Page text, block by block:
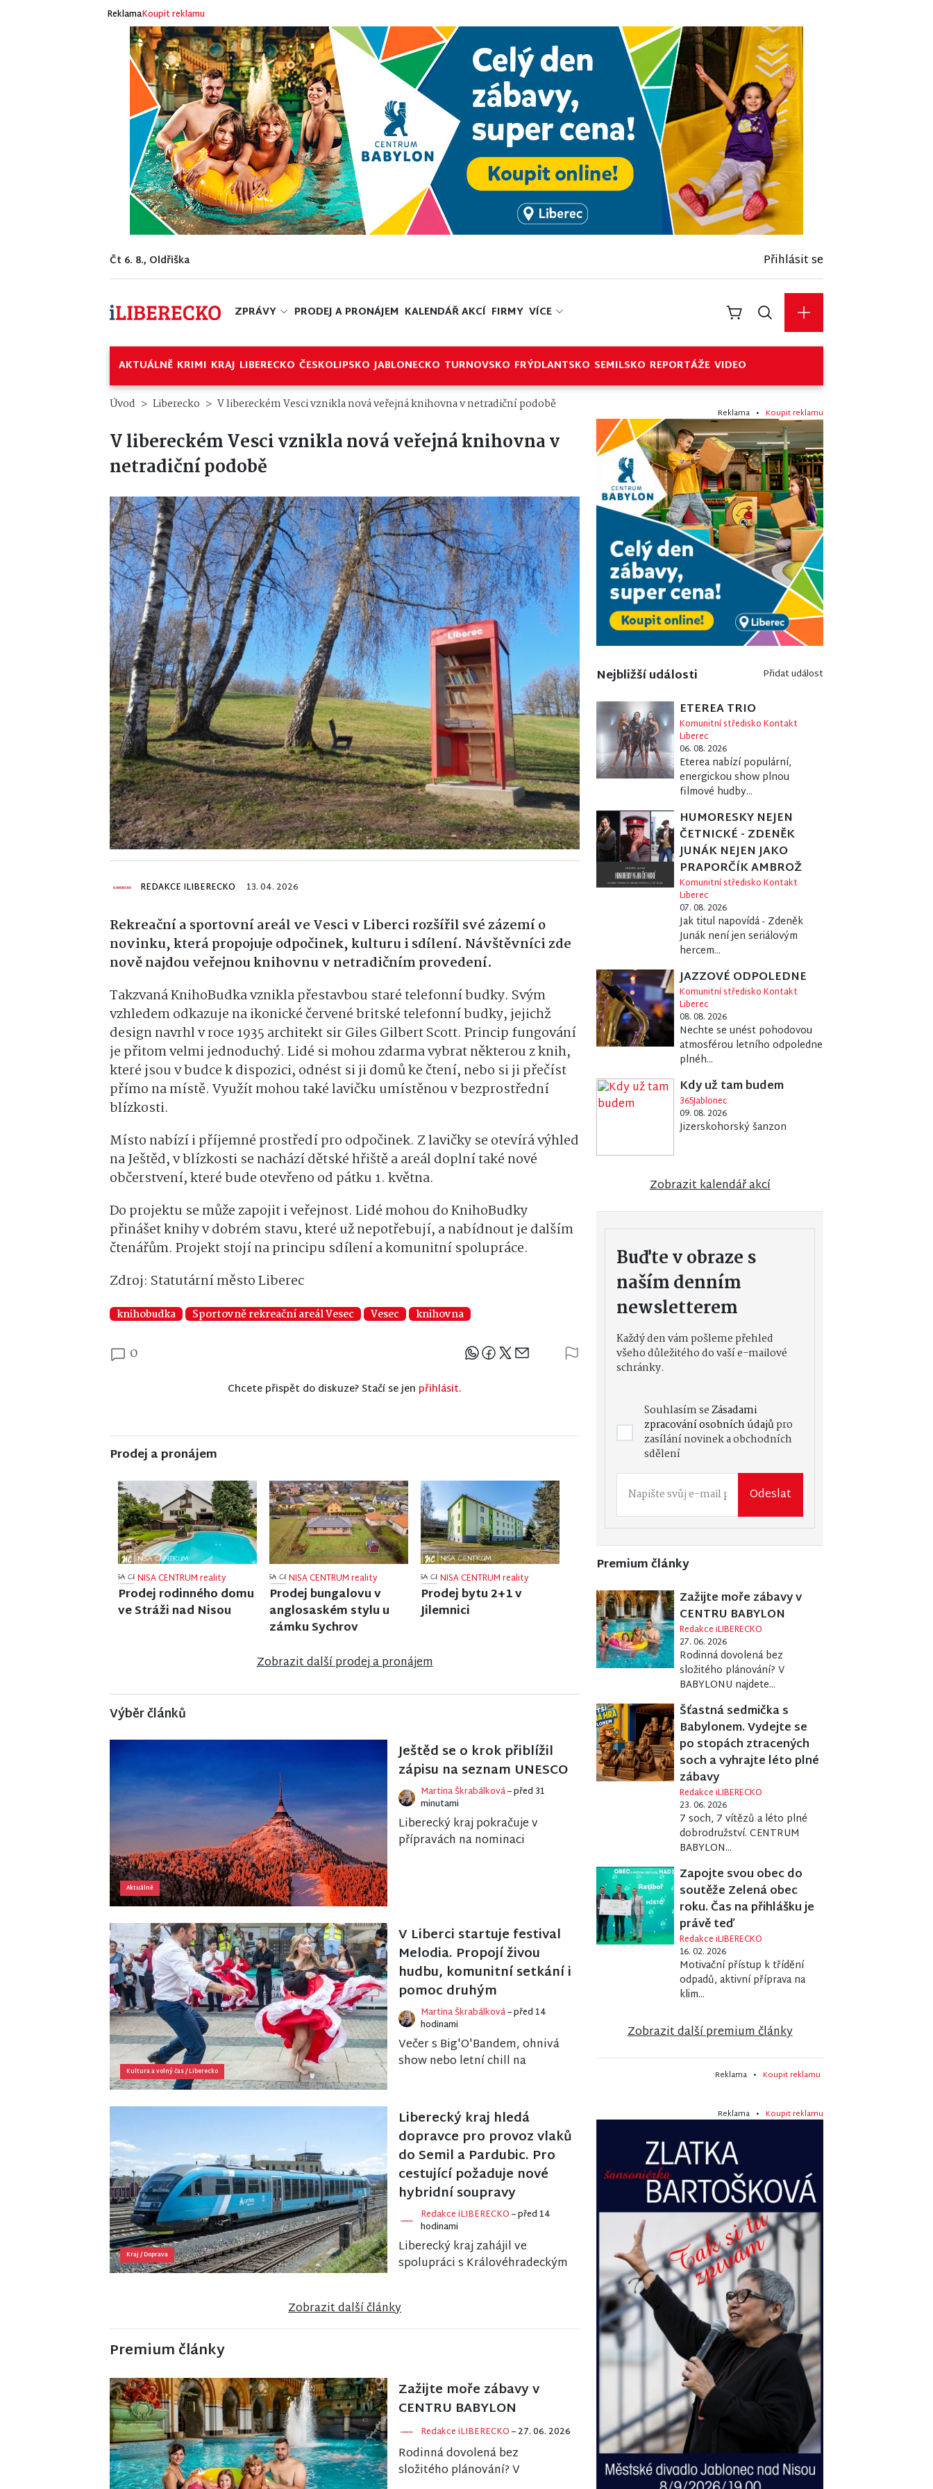
ReklamaKoupit reklamu
Čt 6. 8., Oldřiška Přihlásit se
ZPRÁVY PRODEJ A PRONÁJEM KALENDÁŘ AKCÍ FIRMY VÍCE
AKTUÁLNĚ KRIMI KRAJ LIBERECKO ČESKOLIPSKO JABLONECKO TURNOVSKO FRÝDLANTSKO SEMILSKO REPORTÁŽE VIDEO
Úvod Liberecko V libereckém Vesci vznikla nová veřejná knihovna v netradiční podobě
V libereckém Vesci vznikla nová veřejná knihovna v
netradiční podobě
REDAKCE ILIBERECKO 13. 04. 2026
Rekreační a sportovní areál ve Vesci v Liberci rozšířil své zázemí o
novinku, která propojuje odpočinek, kulturu i sdílení. Návštěvníci zde
nově najdou veřejnou knihovnu v netradičním provedení.
Takzvaná KnihoBudka vznikla přestavbou staré telefonní budky. Svým
vzhledem odkazuje na ikonické červené britské telefonní budky, jejichž
design navrhl v roce 1935 architekt sir Giles Gilbert Scott. Princip fungování
je přitom velmi jednoduchý. Lidé si mohou zdarma vybrat některou z knih,
které jsou v budce k dispozici, odnést si ji domů ke čtení, nebo si ji přečíst
přímo na místě. Využít mohou také lavičku umístěnou v bezprostřední
blízkosti.
Místo nabízí i příjemné prostředí pro odpočinek. Z lavičky se otevírá výhled
na Ještěd, v blízkosti se nachází dětské hřiště a areál doplní také nové
občerstvení, které bude otevřeno od pátku 1. května.
Do projektu se může zapojit i veřejnost. Lidé mohou do KnihoBudky
přinášet knihy v dobrém stavu, které už nepotřebují, a nabídnout je dalším
čtenářům. Projekt stojí na principu sdílení a komunitní spolupráce.
Zdroj: Statutární město Liberec
knihobudka Sportovně rekreační areál Vesec Vesec knihovna
0
Sdílejte článek
Chcete přispět do diskuze? Stačí se jen přihlásit.
Prodej a pronájem
NISA CENTRUM reality
Prodej činžovního domu
v Jablonci nad Nisou
NISA CENTRUM reality
Prodej rodinného domu
v Poniklé
NISA CENTRUM reality
Prodej rodinného domu
ve Velkých Hamrech
Zobrazit další prodej a pronájem
Výběr článků
Aktuálně
Ještěd se o krok přiblížil
zápisu na seznam UNESCO
Martina Škrabálková– před 31
minutami
Liberecký kraj pokračuje v
přípravách na nominaci
Kultura a volný čas/Liberecko
V Liberci startuje festival
Melodia. Propojí živou
hudbu, komunitní setkání i
pomoc druhým
Martina Škrabálková– před 14
hodinami
Večer s Big'O'Bandem, ohnivá
show nebo letní chill na
ročník festivalu Melodi...
Kraj /Doprava
Liberecký kraj hledá
dopravce pro provoz vlaků
do Semil a Pardubic. Pro
cestující požaduje nové
hybridní soupravy
Redakce iLIBERECKO– před 14
hodinami
Liberecký kraj zahájil ve
spolupráci s Královéhradeckým
který od prosince...
Zobrazit další články
Premium články
Zažijte moře zábavy v
CENTRU BABYLON
Redakce iLIBERECKO– 27. 06. 2026
Rodinná dovolená bez
složitého plánování? V
Reklama • Koupit reklamu
Nejbližší události Přidat událost
ETEREA TRIO
Komunitní středisko Kontakt
Liberec
06. 08. 2026
Eterea nabízí populární,
energickou show plnou
filmové hudby...
HUMORESKY NEJEN
ČETNICKÉ - ZDENĚK
JUNÁK NEJEN JAKO
PRAPORČÍK AMBROŽ
Komunitní středisko Kontakt
Liberec
07. 08. 2026
Jak titul napovídá - Zdeněk
Junák není jen seriálovým
hercem...
JAZZOVÉ ODPOLEDNE
Komunitní středisko Kontakt
Liberec
08. 08. 2026
Nechte se unést pohodovou
atmosférou letního odpoledne
plnéh...
Kdy už tam budem
365Jablonec
09. 08. 2026
Jizerskohorský šanzon
Zobrazit kalendář akcí
Buďte v obraze s
naším denním
newsletterem
Každý den vám pošleme přehled
všeho důležitého do vaší e-mailové
schránky.
Souhlasím seZásadami
zpracování osobních údajůpro
zasílání novinek a obchodních
sdělení
Odeslat
Premium články
Zažijte moře zábavy v
CENTRU BABYLON
Redakce iLIBERECKO
27. 06. 2026
Rodinná dovolená bez
složitého plánování? V
BABYLONU najdete...
Šťastná sedmička s
Babylonem. Vydejte se
po stopách ztracených
soch a vyhrajte léto plné
zábavy
Redakce iLIBERECKO
23. 06. 2026
7 soch, 7 vítězů a léto plné
dobrodružství. CENTRUM
BABYLON...
Zapojte svou obec do
soutěže Zelená obec
roku. Čas na přihlášku je
právě teď
Redakce iLIBERECKO
16. 02. 2026
Motivační přístup k třídění
odpadů, aktivní příprava na
klim...
Zobrazit další premium články
Reklama • Koupit reklamu
Reklama • Koupit reklamu